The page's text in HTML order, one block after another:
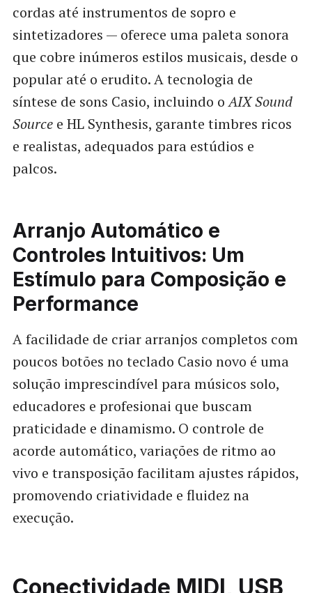
cordas até instrumentos de sopro e
sintetizadores — oferece uma paleta sonora
que cobre inúmeros estilos musicais, desde o
popular até o erudito. A tecnologia de
síntese de sons Casio, incluindo oAIX Sound
Sourcee HL Synthesis, garante timbres ricos
e realistas, adequados para estúdios e
palcos.
Arranjo Automático e
Controles Intuitivos: Um
Estímulo para Composição e
Performance
A facilidade de criar arranjos completos com
poucos botões no teclado Casio novo é uma
solução imprescindível para músicos solo,
educadores e profesionai que buscam
praticidade e dinamismo. O controle de
acorde automático, variações de ritmo ao
vivo e transposição facilitam ajustes rápidos,
promovendo criatividade e fluidez na
execução.
Conectividade MIDI, USB